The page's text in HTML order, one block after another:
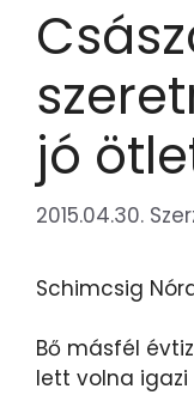
jó
2015.04.30.
Schimcsig
Bő másfél
lett volna igazi